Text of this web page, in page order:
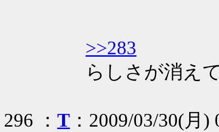
>>283
らしさが消えて
296 ： T ：2009/03/30(月)